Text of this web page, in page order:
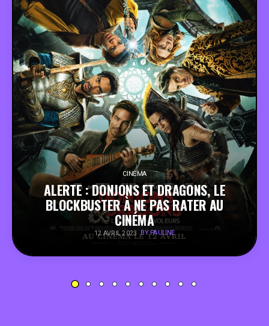
JEUX-VIDÉO
VINTAGE
PEOPLE
FOOD
BONS PLANS
SOUTENEZ KULTT
CINÉMA
ALERTE : DONJONS ET DRAGONS, LE
BLOCKBUSTER À NE PAS RATER AU
CINÉMA
12 AVRIL 2023 BY PAULINE